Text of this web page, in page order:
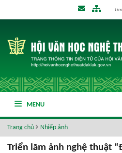
MENU
Trang chủ Nhiếp ảnh
Triển lãm ảnh nghệ thuật